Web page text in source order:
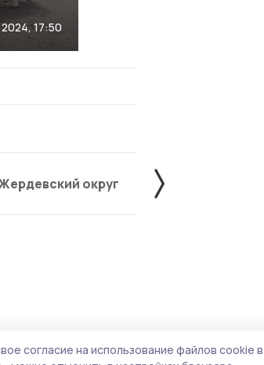
17:50
округ Знаменский округ
согласие на использование файлов cookie в